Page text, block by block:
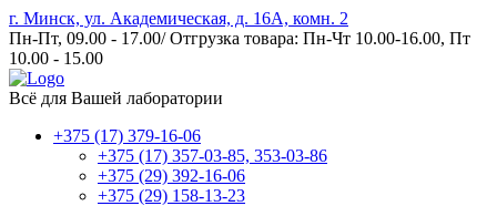
г. Минск, ул. Академическая, д. 16А, комн. 2
Пн-Пт, 09.00 - 17.00/ Отгрузка товара: Пн-Чт 10.00-16.00, Пт
10.00 - 15.00
Всё для Вашей лаборатории
+375 (17) 379-16-06
+375 (17) 357-03-85, 353-03-86
+375 (29) 392-16-06
+375 (29) 158-13-23